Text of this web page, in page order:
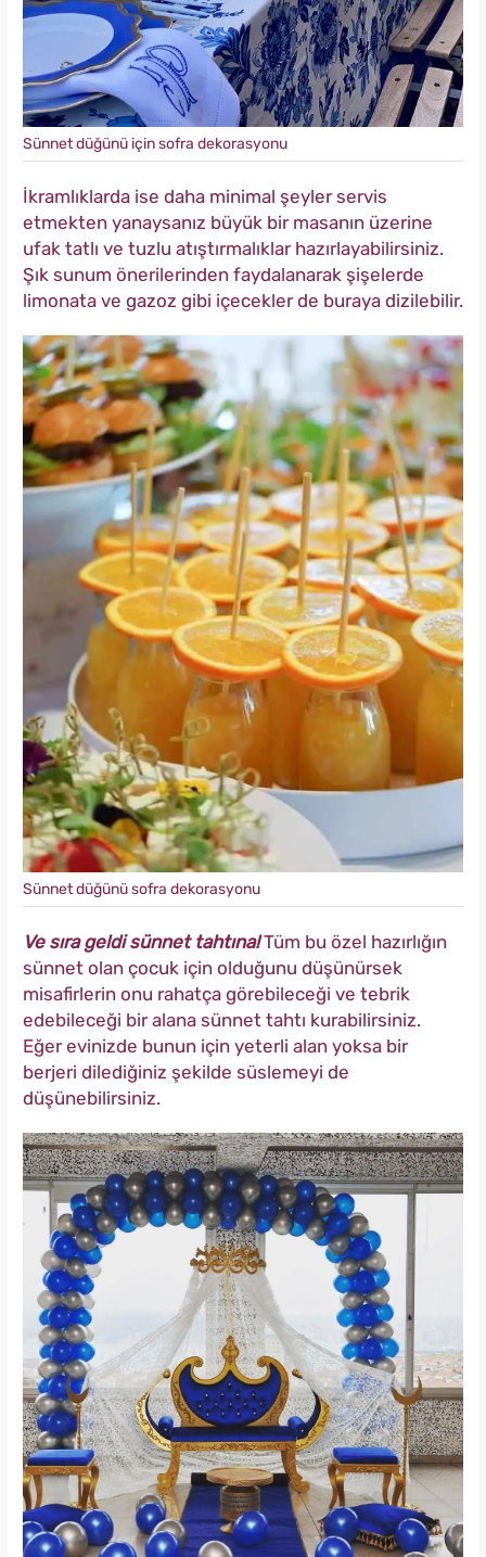
Sünnet düğünü için sofra dekorasyonu
İkramlıklarda ise daha minimal şeyler servis
etmekten yanaysanız büyük bir masanın üzerine
ufak tatlı ve tuzlu atıştırmalıklar hazırlayabilirsiniz.
Şık sunum önerilerinden faydalanarak şişelerde
limonata ve gazoz gibi içecekler de buraya dizilebilir.
Sünnet düğünü sofra dekorasyonu
Ve sıra geldi sünnet tahtına!Tüm bu özel hazırlığın
sünnet olan çocuk için olduğunu düşünürsek
misafirlerin onu rahatça görebileceği ve tebrik
edebileceği bir alana sünnet tahtı kurabilirsiniz.
Eğer evinizde bunun için yeterli alan yoksa bir
berjeri dilediğiniz şekilde süslemeyi de
düşünebilirsiniz.